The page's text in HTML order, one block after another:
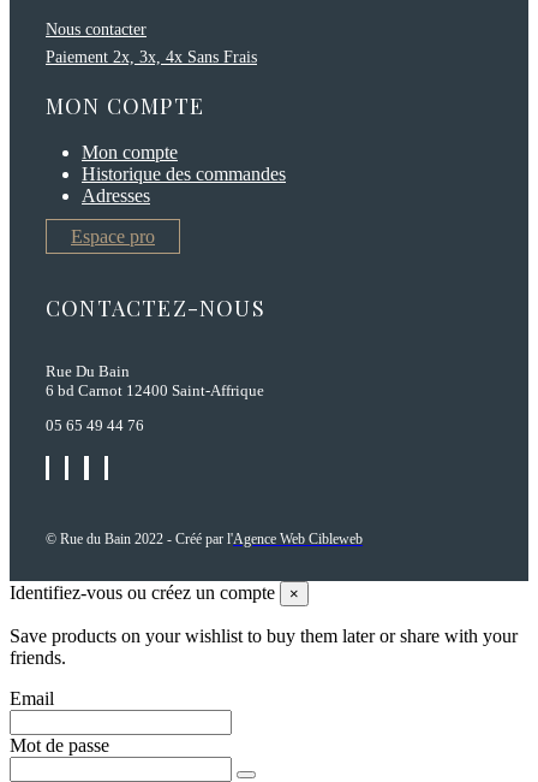
Nous contacter
Paiement 2x, 3x, 4x Sans Frais
MON COMPTE
Mon compte
Historique des commandes
Adresses
Espace pro
CONTACTEZ-NOUS
Rue Du Bain
6 bd Carnot 12400 Saint-Affrique
05 65 49 44 76
© Rue du Bain 2022 - Créé par l'Agence Web Cibleweb
Identifiez-vous ou créez un compte ×
Save products on your wishlist to buy them later or share with your
friends.
Email
Mot de passe